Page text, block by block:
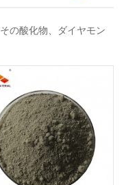
の酸化物、ダイヤモン